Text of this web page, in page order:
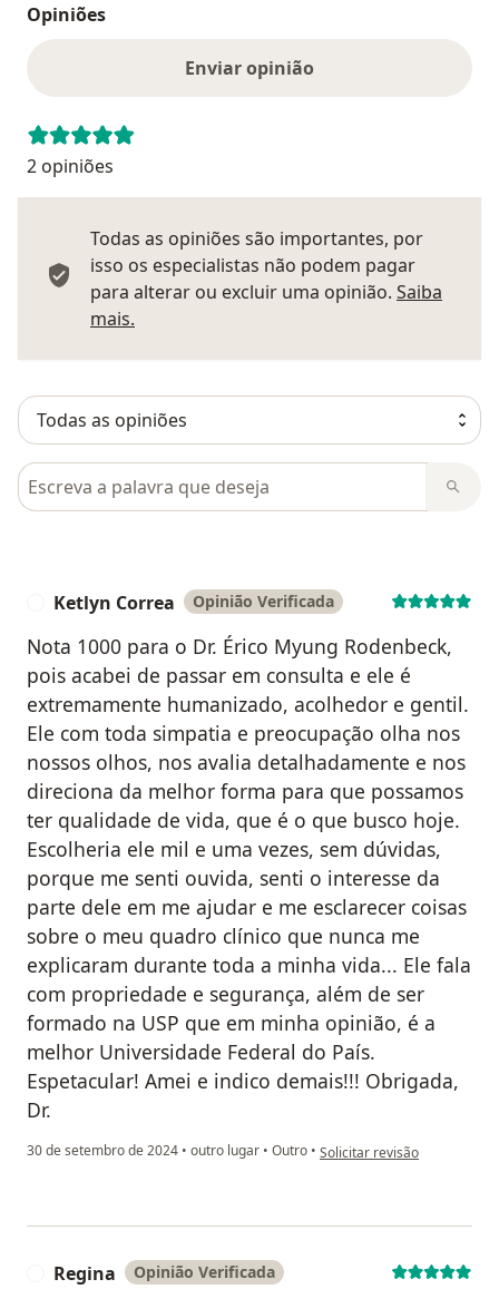
Opiniões
Enviar opinião
2 opiniões
Todas as opiniões são importantes, por
isso os especialistas não podem pagar
para alterar ou excluir uma opinião. Saiba
mais.
Pesquisar em opiniões
Ketlyn Correa Opinião Verificada
Nota 1000 para o Dr. Érico Myung Rodenbeck,
pois acabei de passar em consulta e ele é
extremamente humanizado, acolhedor e gentil.
Ele com toda simpatia e preocupação olha nos
nossos olhos, nos avalia detalhadamente e nos
direciona da melhor forma para que possamos
ter qualidade de vida, que é o que busco hoje.
Escolheria ele mil e uma vezes, sem dúvidas,
porque me senti ouvida, senti o interesse da
parte dele em me ajudar e me esclarecer coisas
sobre o meu quadro clínico que nunca me
explicaram durante toda a minha vida... Ele fala
com propriedade e segurança, além de ser
formado na USP que em minha opinião, é a
melhor Universidade Federal do País.
Espetacular! Amei e indico demais!!! Obrigada,
Dr.
30 de setembro de 2024 • outro lugar • Outro • na opinião do utilizador
Solicitar revisão
Regina Opinião Verificada